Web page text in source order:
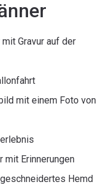
Gravur auf der
mit einem Foto von
mit Erinnerungen
Hemd